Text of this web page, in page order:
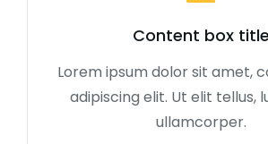
Content box title
Lorem ipsum dolor sit amet,
adipiscing elit. Ut elit tellus,
ullamcorper.